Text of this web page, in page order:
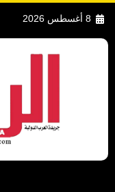
8 أغسطس 2026